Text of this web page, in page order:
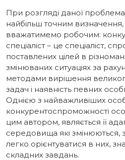
При розгляді даної
найбільш точним
вважатимемо робочим:
спеціаліст – це спеціаліст,
поставлених цілей в
змінюваних ситуаціях за
методами вирішення
задач і наявність певних
Однією з найважливіших
конкурентоспроможності
цим автором, являється її
середовища які змінюються,
легко орієнтуватися в них,
складних завдань.